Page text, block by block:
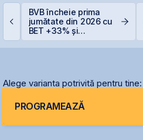
BVB încheie prima
jumătate din 2026 cu
BET +33% și
Alege varianta potrivită pentru tine:
PROGRAMEAZĂ